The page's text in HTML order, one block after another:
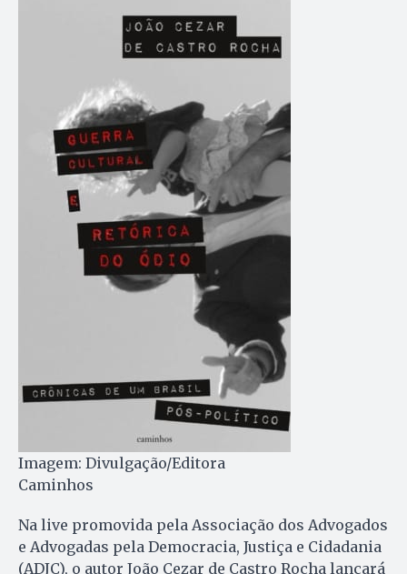
Imagem: Divulgação/Editora
Caminhos
Na live promovida pela Associação dos Advogados
e Advogadas pela Democracia, Justiça e Cidadania
(ADJC), o autor João Cezar de Castro Rocha lançará